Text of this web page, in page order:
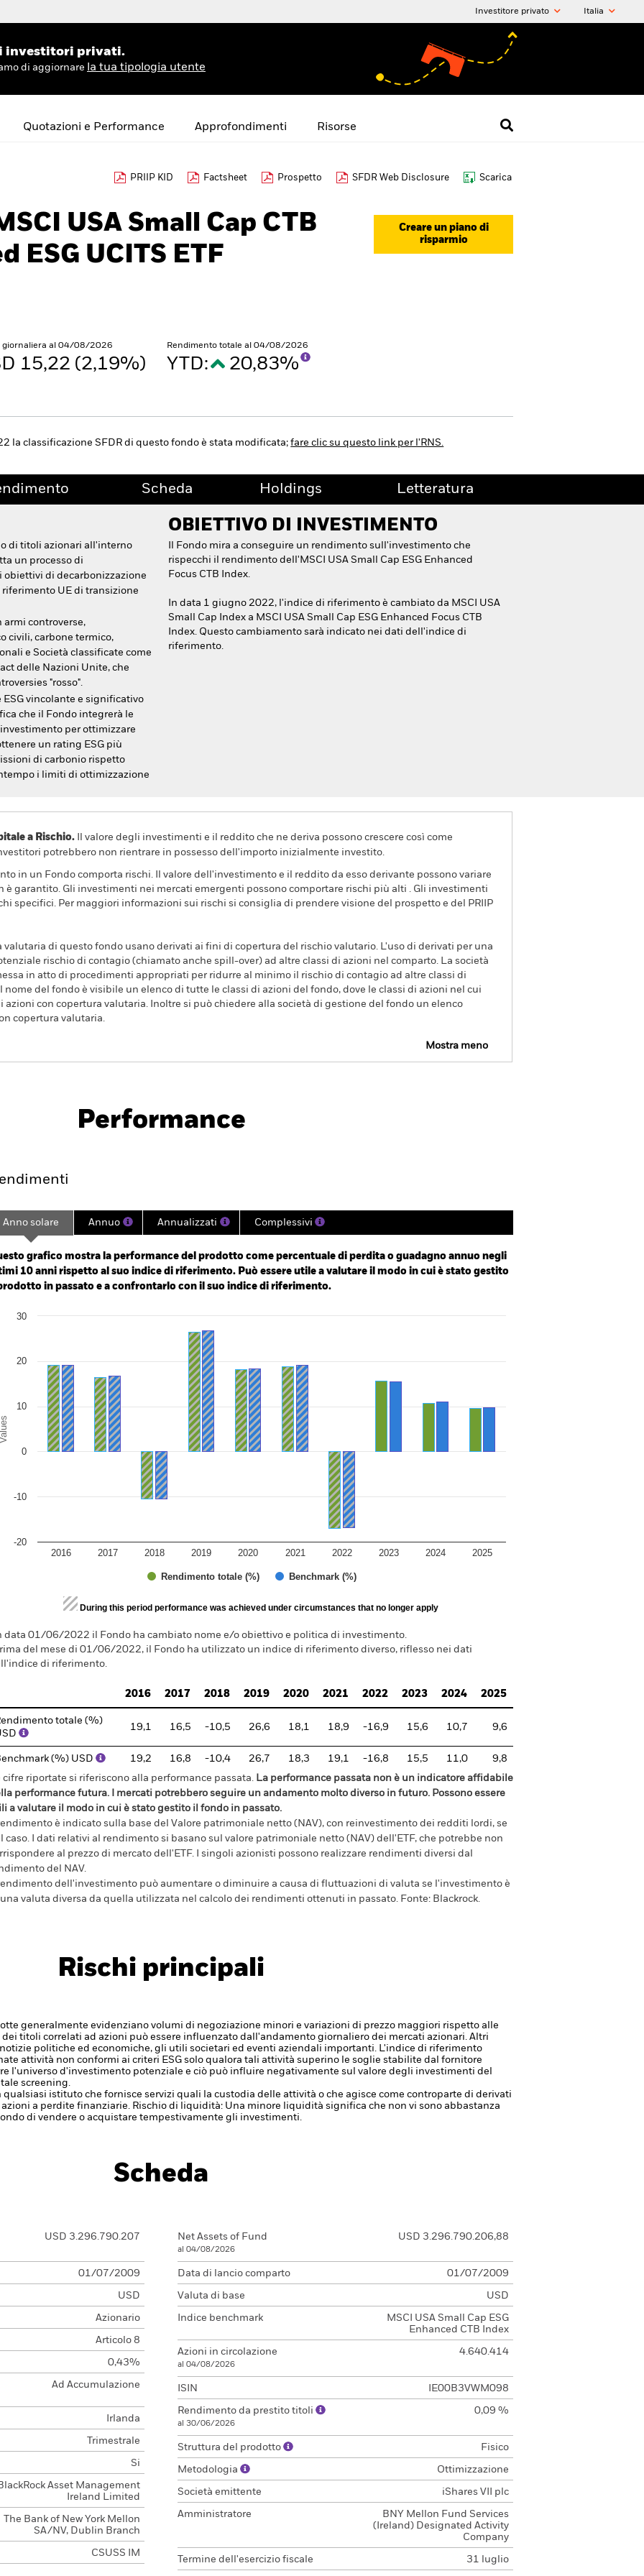
Investitore privato Italia
investitori privati.
di aggiornare la tua tipologia utente
Quotazioni e Performance Approfondimenti Risorse
PRIIP KID Factsheet Prospetto SFDR Web Disclosure Scarica
USA Small Cap CTB
ESG UCITS ETF
Creare un piano di
risparmio
giornaliera al 04/08/2026
15,22 (2,19%)
Rendimento totale al 04/08/2026
YTD: 20,83%
la classificazione SFDR di questo fondo è stata modificata;fare clic su questo link per l'RNS.
Scheda Holdings Letteratura
di titoli azionari all'interno
un processo di
obiettivi di decarbonizzazione
UE di transizione
armi controverse,
civili, carbone termico,
e Società classificate come
delle Nazioni Unite, che
"rosso".
vincolante e significativo
che il Fondo integrerà le
per ottimizzare
un rating ESG più
di carbonio rispetto
i limiti di ottimizzazione
OBIETTIVO DI INVESTIMENTO
Il Fondo mira a conseguire un rendimento sull'investimento che
rispecchi il rendimento dell'MSCI USA Small Cap ESG Enhanced
Focus CTB Index.
In data 1 giugno 2022, l'indice di riferimento è cambiato da MSCI USA
Small Cap Index a MSCI USA Small Cap ESG Enhanced Focus CTB
Index. Questo cambiamento sarà indicato nei dati dell'indice di
riferimento.
a Rischio. Il valore degli investimenti e il reddito che ne deriva possono crescere così come
potrebbero non rientrare in possesso dell'importo inizialmente investito.
in un Fondo comporta rischi. Il valore dell'investimento e il reddito da esso derivante possono variare
garantito. Gli investimenti nei mercati emergenti possono comportare rischi più alti . Gli investimenti
specifici. Per maggiori informazioni sui rischi si consiglia di prendere visione del prospetto e del PRIIP
valutaria di questo fondo usano derivati ai fini di copertura del rischio valutario. L'uso di derivati per una
rischio di contagio (chiamato anche spill-over) ad altre classi di azioni nel comparto. La società
in atto di procedimenti appropriati per ridurre al minimo il rischio di contagio ad altre classi di
nome del fondo è visibile un elenco di tutte le classi di azioni del fondo, dove le classi di azioni nel cui
azioni con copertura valutaria. Inoltre si può chiedere alla società di gestione del fondo un elenco
copertura valutaria.
Mostra meno
Performance
2009-07-01 00:00:00 to 2026-08-04 00:00:00.
0 to 750.
Anno solare Annuo Annualizzati Complessivi
grafico mostra la performance del prodotto come percentuale di perdita o guadagno annuo negli
10 anni rispetto al suo indice di riferimento. Può essere utile a valutare il modo in cui è stato gestito
in passato e a confrontarlo con il suo indice di riferimento.
chart with 2 data series.
chart has 1 X axis displaying categories.
chart has 1 Y axis displaying Values. Range: -20 to 30.
Values
Rendimento totale (%) Benchmark (%)
2016 2017 2018 2019 2020 2021 2022 2023 2024 2025
-20
-10
0
10
20
30
of interactive chart.
During this period performance was achieved under circumstances that no longer apply
data 01/06/2022 il Fondo ha cambiato nome e/o obiettivo e politica di investimento.
del mese di 01/06/2022, il Fondo ha utilizzato un indice di riferimento diverso, riflesso nei dati
di riferimento.
2016 2017 2018 2019 2020 2021 2022 2023 2024 2025
totale (%)
19,1 16,5 -10,5 26,6 18,1 18,9 -16,9 15,6 10,7 9,6
(%) USD 19,2 16,8 -10,4 26,7 18,3 19,1 -16,8 15,5 11,0
9,8
cifre riportate si riferiscono alla performance passata. La performance passata non è un indicatore affidabile
performance futura. I mercati potrebbero seguire un andamento molto diverso in futuro. Possono essere
a valutare il modo in cui è stato gestito il fondo in passato.
rendimento è indicato sulla base del Valore patrimoniale netto (NAV), con reinvestimento dei redditi lordi, se
caso. I dati relativi al rendimento si basano sul valore patrimoniale netto (NAV) dell'ETF, che potrebbe non
al prezzo di mercato dell'ETF. I singoli azionisti possono realizzare rendimenti diversi dal
del NAV.
rendimento dell'investimento può aumentare o diminuire a causa di fluttuazioni di valuta se l'investimento è
valuta diversa da quella utilizzata nel calcolo dei rendimenti ottenuti in passato. Fonte: Blackrock.
Rischi principali
generalmente evidenziano volumi di negoziazione minori e variazioni di prezzo maggiori rispetto alle
dei titoli correlati ad azioni può essere influenzato dall'andamento giornaliero dei mercati azionari. Altri
politiche ed economiche, gli utili societari ed eventi aziendali importanti. L'indice di riferimento
attività non conformi ai criteri ESG solo qualora tali attività superino le soglie stabilite dal fornitore
l'universo d'investimento potenziale e ciò può influire negativamente sul valore degli investimenti del
screening.
qualsiasi istituto che fornisce servizi quali la custodia delle attività o che agisce come controparte di derivati
a perdite finanziarie. Rischio di liquidità: Una minore liquidità significa che non vi sono abbastanza
di vendere o acquistare tempestivamente gli investimenti.
Scheda
USD 3.296.790.207
01/07/2009
USD
Azionario
Articolo 8
0,43%
Ad Accumulazione
Irlanda
Trimestrale
Si
Asset Management
Ireland Limited
The Bank of New York Mellon
SA/NV, Dublin Branch
CSUSS IM
Net Assets of Fund
al 04/08/2026
USD 3.296.790.206,88
Data di lancio comparto 01/07/2009
Valuta di base USD
Indice benchmark
MSCI USA Small Cap ESG
Enhanced CTB Index
Azioni in circolazione
al 04/08/2026
4.640.414
ISIN IE00B3VWM098
Rendimento da prestito titoli
al 30/06/2026
0,09 %
Struttura del prodotto Fisico
Metodologia Ottimizzazione
Società emittente iShares VII plc
Amministratore
BNY Mellon Fund Services
(Ireland) Designated Activity
Company
Termine dell'esercizio fiscale 31 luglio